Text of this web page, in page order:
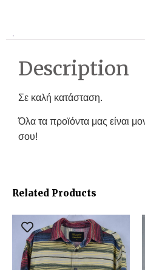
Description
Σε καλή κατάσταση.
Όλα τα προϊόντα μας είναι
σου!
Related Products